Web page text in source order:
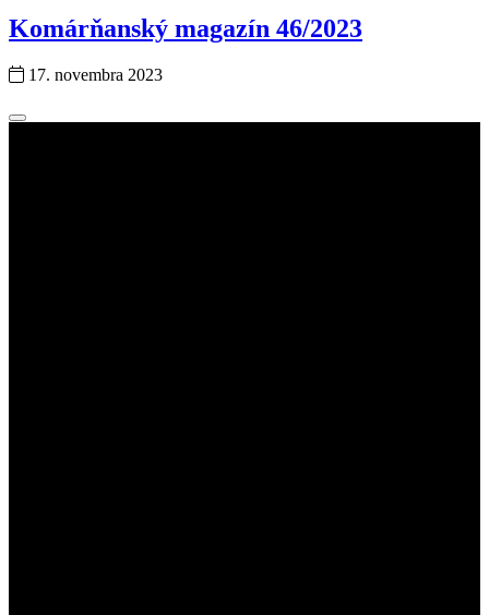
Komárňanský magazín 46/2023
17. novembra 2023